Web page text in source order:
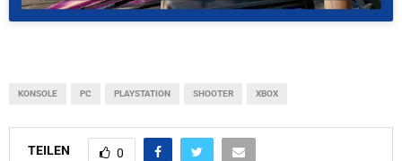
KONSOLE PC PLAYSTATION SHOOTER XBOX
TEILEN 0